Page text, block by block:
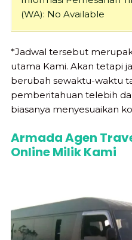
(WA): No Available
*Jadwal tersebut
utama Kami. Akan tetapi
berubah sewaktu-waktu
pemberitahuan telebih
biasanya menyesuaikan
Armada Agen
Online Milik Kami